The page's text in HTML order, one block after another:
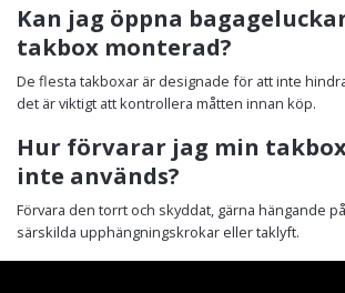
Kan jag öppna
takbox monterad?
De flesta takboxar är designade för att inte
det är viktigt att kontrollera måtten innan köp.
Hur förvarar jag min
inte används?
Förvara den torrt och skyddat, gärna hängande
särskilda upphängningskrokar eller taklyft.